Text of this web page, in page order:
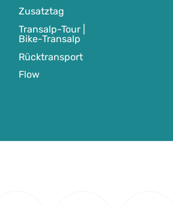
Zusatztag
Transalp-Tour |
Bike-Transalp
Rücktransport
Flow